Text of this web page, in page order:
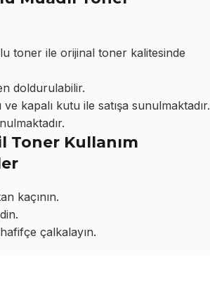
toner ile orijinal toner kalitesinde
doldurulabilir.
kapalı kutu ile satışa sunulmaktadır.
Toner Kullanım
kaçının.
çalkalayın.